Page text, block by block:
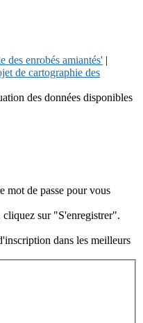
des enrobés amiantés' |
de cartographie des
des données disponibles
mot de passe pour vous
cliquez sur "S'enregistrer".
dans les meilleurs